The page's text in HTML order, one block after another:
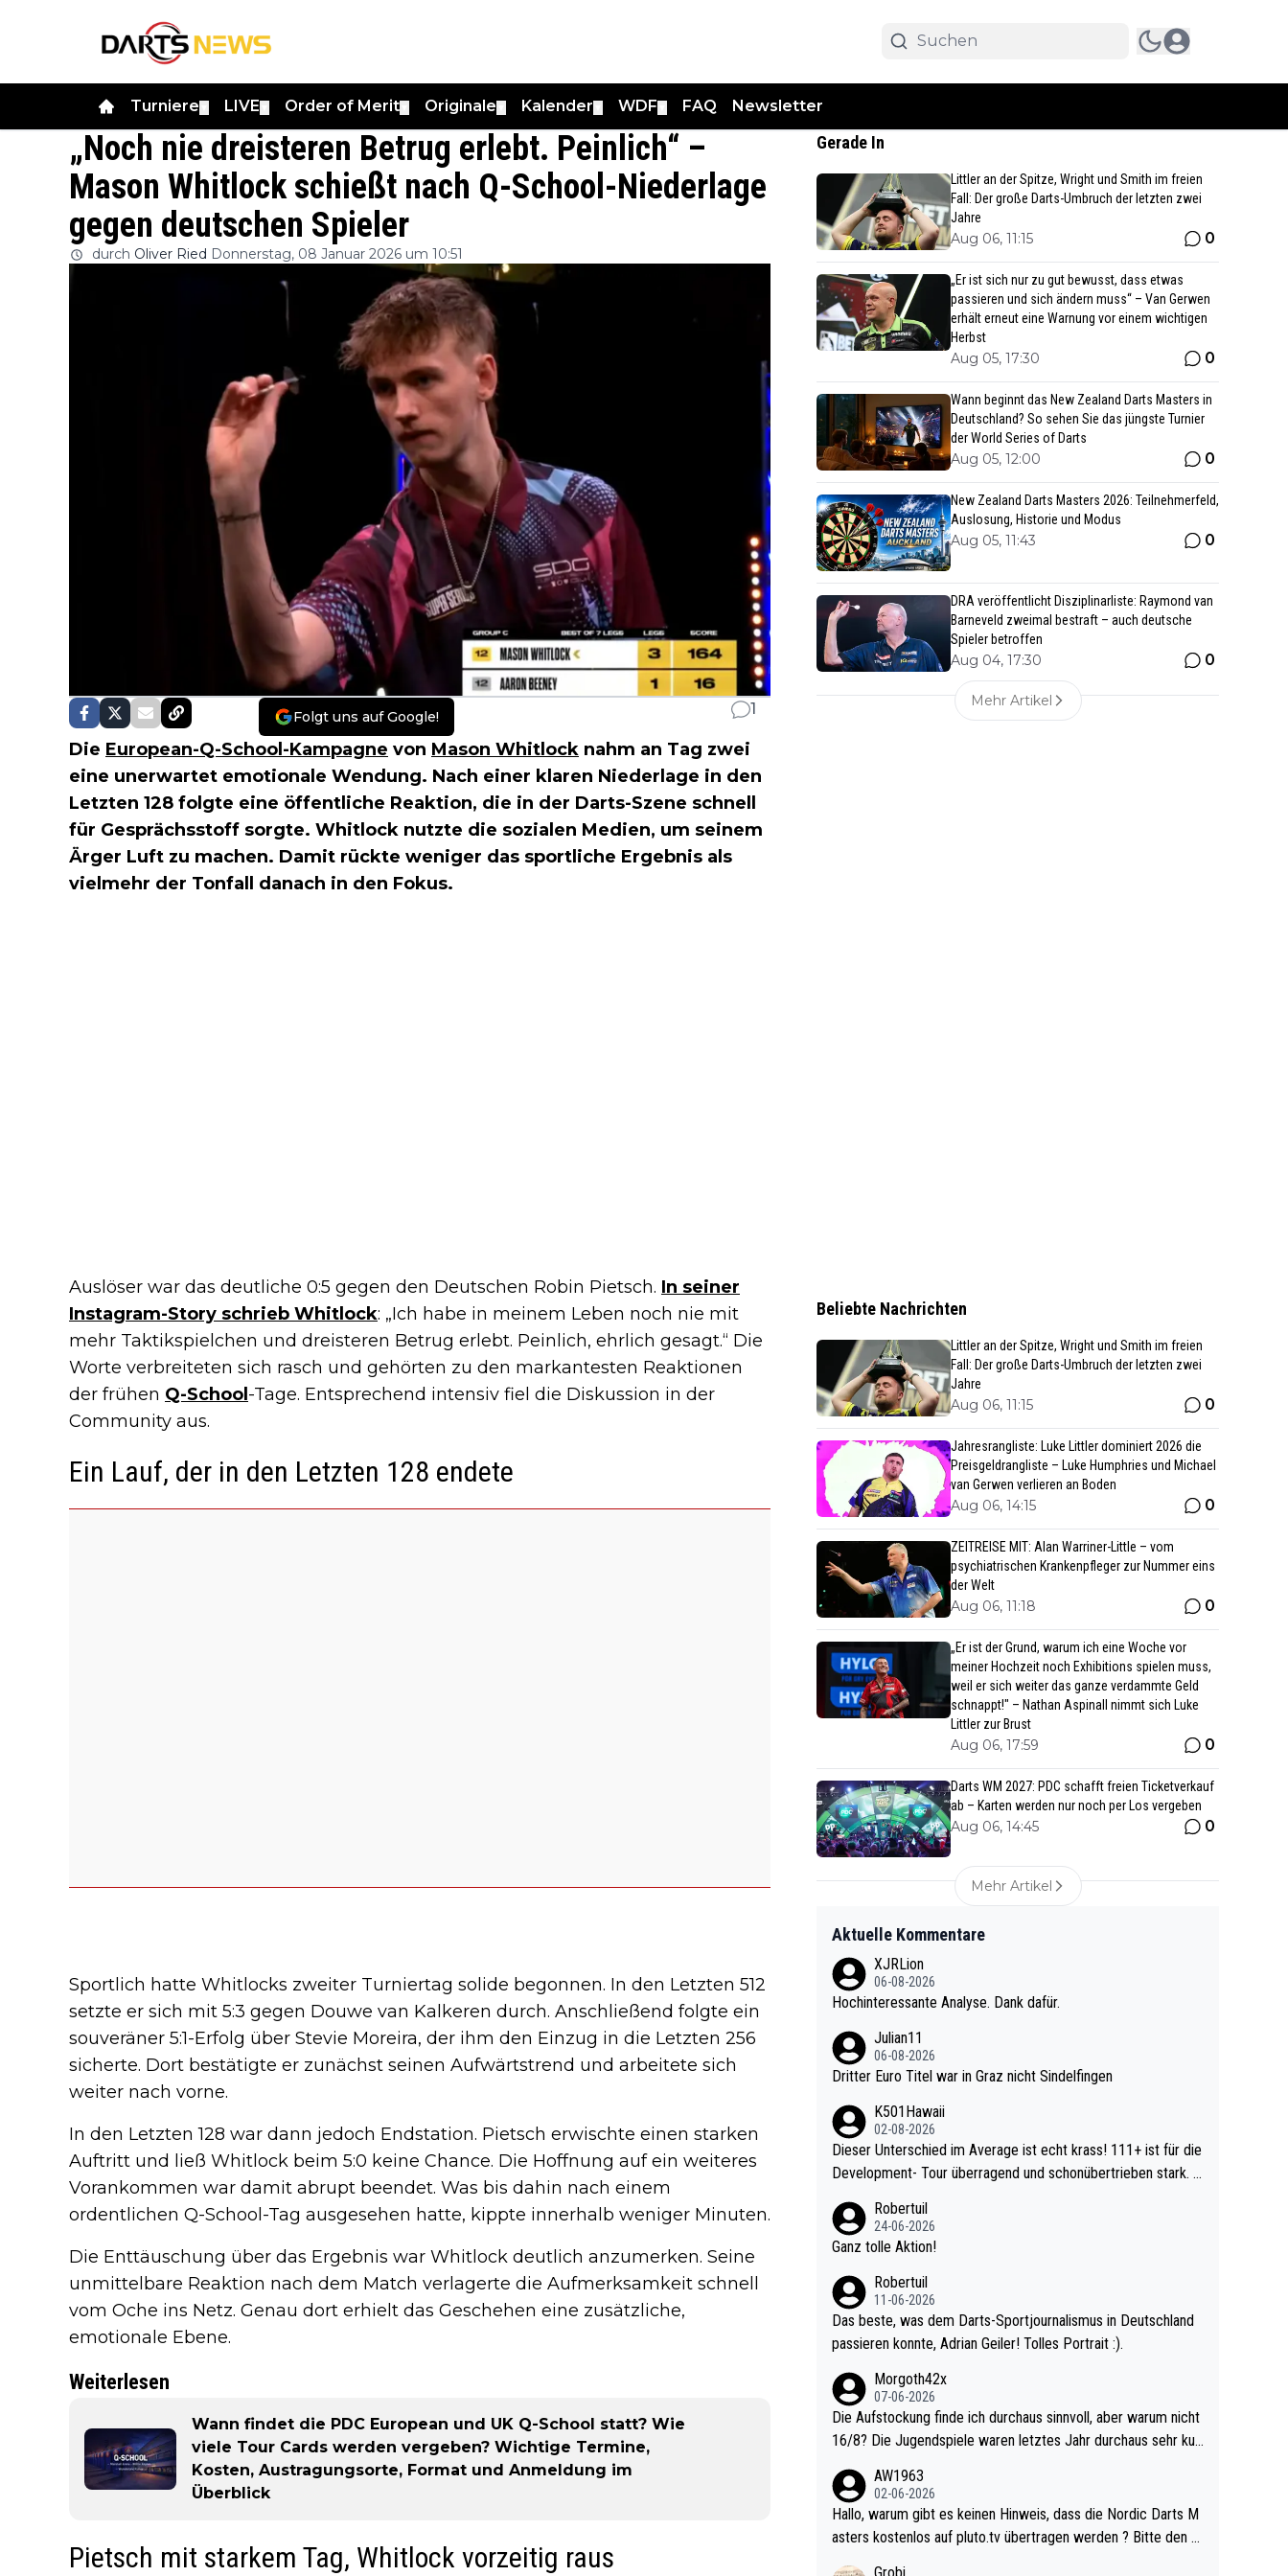
Turniere LIVE Order of Merit Originale Kalender WDF FAQ Newsletter
„Noch nie dreisteren Betrug erlebt. Peinlich“ –
Mason Whitlock schießt nach Q-School-Niederlage
gegen deutschen Spieler
durch Oliver Ried Donnerstag, 08 Januar 2026 um 10:51
Folgt uns auf Google! 1
Die European-Q-School-Kampagne von Mason Whitlock nahm an Tag zwei
eine unerwartet emotionale Wendung. Nach einer klaren Niederlage in den
Letzten 128 folgte eine öffentliche Reaktion, die in der Darts-Szene schnell
für Gesprächsstoff sorgte. Whitlock nutzte die sozialen Medien, um seinem
Ärger Luft zu machen. Damit rückte weniger das sportliche Ergebnis als
vielmehr der Tonfall danach in den Fokus.
Auslöser war das deutliche 0:5 gegen den Deutschen Robin Pietsch. In seiner
Instagram-Story schrieb Whitlock: „Ich habe in meinem Leben noch nie mit
mehr Taktikspielchen und dreisteren Betrug erlebt. Peinlich, ehrlich gesagt.“ Die
Worte verbreiteten sich rasch und gehörten zu den markantesten Reaktionen
der frühen Q-School -Tage. Entsprechend intensiv fiel die Diskussion in der
Community aus.
Ein Lauf, der in den Letzten 128 endete
Sportlich hatte Whitlocks zweiter Turniertag solide begonnen. In den Letzten 512
setzte er sich mit 5:3 gegen Douwe van Kalkeren durch. Anschließend folgte ein
souveräner 5:1-Erfolg über Stevie Moreira, der ihm den Einzug in die Letzten 256
sicherte. Dort bestätigte er zunächst seinen Aufwärtstrend und arbeitete sich
weiter nach vorne.
In den Letzten 128 war dann jedoch Endstation. Pietsch erwischte einen starken
Auftritt und ließ Whitlock beim 5:0 keine Chance. Die Hoffnung auf ein weiteres
Vorankommen war damit abrupt beendet. Was bis dahin nach einem
ordentlichen Q-School-Tag ausgesehen hatte, kippte innerhalb weniger Minuten.
Die Enttäuschung über das Ergebnis war Whitlock deutlich anzumerken. Seine
unmittelbare Reaktion nach dem Match verlagerte die Aufmerksamkeit schnell
vom Oche ins Netz. Genau dort erhielt das Geschehen eine zusätzliche,
emotionale Ebene.
Weiterlesen
Wann findet die PDC European und UK Q-School statt? Wie
viele Tour Cards werden vergeben? Wichtige Termine,
Kosten, Austragungsorte, Format und Anmeldung im
Überblick
Pietsch mit starkem Tag, Whitlock vorzeitig raus
Gerade In
Littler an der Spitze, Wright und Smith im freien
Fall: Der große Darts-Umbruch der letzten zwei
Jahre
Aug 06, 11:15 0
„Er ist sich nur zu gut bewusst, dass etwas
passieren und sich ändern muss“ – Van Gerwen
erhält erneut eine Warnung vor einem wichtigen
Herbst
Aug 05, 17:30 0
Wann beginnt das New Zealand Darts Masters in
Deutschland? So sehen Sie das jüngste Turnier
der World Series of Darts
Aug 05, 12:00 0
New Zealand Darts Masters 2026: Teilnehmerfeld,
Auslosung, Historie und Modus
Aug 05, 11:43 0
DRA veröffentlicht Disziplinarliste: Raymond van
Barneveld zweimal bestraft – auch deutsche
Spieler betroffen
Aug 04, 17:30 0
Mehr Artikel
Beliebte Nachrichten
Littler an der Spitze, Wright und Smith im freien
Fall: Der große Darts-Umbruch der letzten zwei
Jahre
Aug 06, 11:15 0
Jahresrangliste: Luke Littler dominiert 2026 die
Preisgeldrangliste – Luke Humphries und Michael
van Gerwen verlieren an Boden
Aug 06, 14:15 0
ZEITREISE MIT: Alan Warriner-Little – vom
psychiatrischen Krankenpfleger zur Nummer eins
der Welt
Aug 06, 11:18 0
„Er ist der Grund, warum ich eine Woche vor
meiner Hochzeit noch Exhibitions spielen muss,
weil er sich weiter das ganze verdammte Geld
schnappt!" – Nathan Aspinall nimmt sich Luke
Littler zur Brust
Aug 06, 17:59 0
Darts WM 2027: PDC schafft freien Ticketverkauf
ab – Karten werden nur noch per Los vergeben
Aug 06, 14:45 0
Mehr Artikel
Aktuelle Kommentare
XJRLion
06-08-2026
Hochinteressante Analyse. Dank dafür.
Julian11
06-08-2026
Dritter Euro Titel war in Graz nicht Sindelfingen
K501Hawaii
02-08-2026
Dieser Unterschied im Average ist echt krass! 111+ ist für die
Development- Tour überragend und schonübertrieben stark. U
e mal 40+ erst recht. Da gewinnst keinen Blumentopf - ist ja n
och krasser wie ein Pokalspiel eines Kreisligisten vs einem Bu
Robertuil
24-06-2026
Ganz tolle Aktion!
Robertuil
11-06-2026
Das beste, was dem Darts-Sportjournalismus in Deutschland
passieren konnte, Adrian Geiler! Tolles Portrait :).
Morgoth42x
07-06-2026
Die Aufstockung finde ich durchaus sinnvoll, aber warum nicht
16/8? Die Jugendspiele waren letztes Jahr durchaus sehr kur
l. Allerdings ist Mitchell Lawrie als Nummer 1 der Welt eh quali
fiziert. Somit ändert die automatische Qualifikation des Weltm
eisters erstmal nichts. Ich denke sie wollen damit für nächste
AW1963
02-06-2026
Hallo, warum gibt es keinen Hinweis, dass die Nordic Darts M
asters kostenlos auf pluto.tv übertragen werden ? Bitte den A